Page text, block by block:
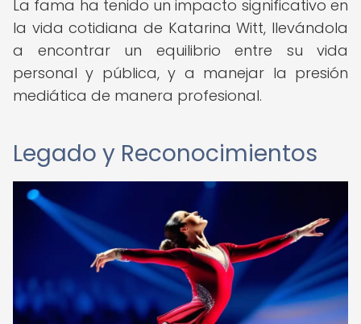
La fama ha tenido un impacto significativo en
la vida cotidiana de Katarina Witt, llevándola
a encontrar un equilibrio entre su vida
personal y pública, y a manejar la presión
mediática de manera profesional.
Legado y Reconocimientos